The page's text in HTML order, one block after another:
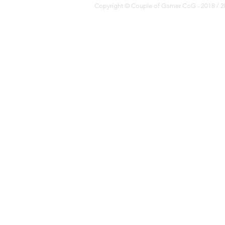
Copyright © Couple of Gamer CoG - 2018 /